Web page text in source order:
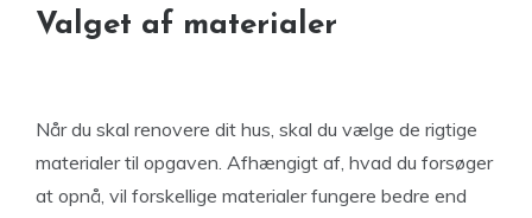
Valget af materialer
Når du skal renovere dit hus, skal du vælge de rigtige
materialer til opgaven. Afhængigt af, hvad du forsøger
at opnå, vil forskellige materialer fungere bedre end